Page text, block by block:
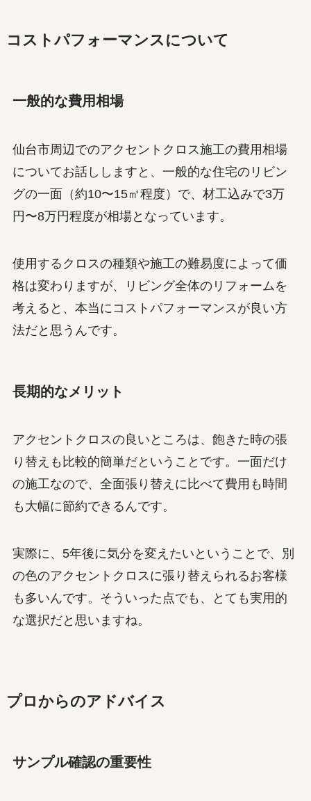
コストパフォーマンスについて
一般的な費用相場
仙台市周辺でのアクセントクロス施工の費用相場
についてお話ししますと、一般的な住宅のリビン
グの一面（約10〜15㎡程度）で、材工込みで3万
円〜8万円程度が相場となっています。
使用するクロスの種類や施工の難易度によって価
格は変わりますが、リビング全体のリフォームを
考えると、本当にコストパフォーマンスが良い方
法だと思うんです。
長期的なメリット
アクセントクロスの良いところは、飽きた時の張
り替えも比較的簡単だということです。一面だけ
の施工なので、全面張り替えに比べて費用も時間
も大幅に節約できるんです。
実際に、5年後に気分を変えたいということで、別
の色のアクセントクロスに張り替えられるお客様
も多いんです。そういった点でも、とても実用的
な選択だと思いますね。
プロからのアドバイス
サンプル確認の重要性